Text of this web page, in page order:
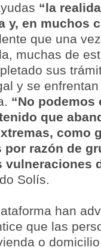
“la
y, en muchos
que una
muchas de
sus
y se
“No podemos
que
como
razón de
Solís.
han
que las
o